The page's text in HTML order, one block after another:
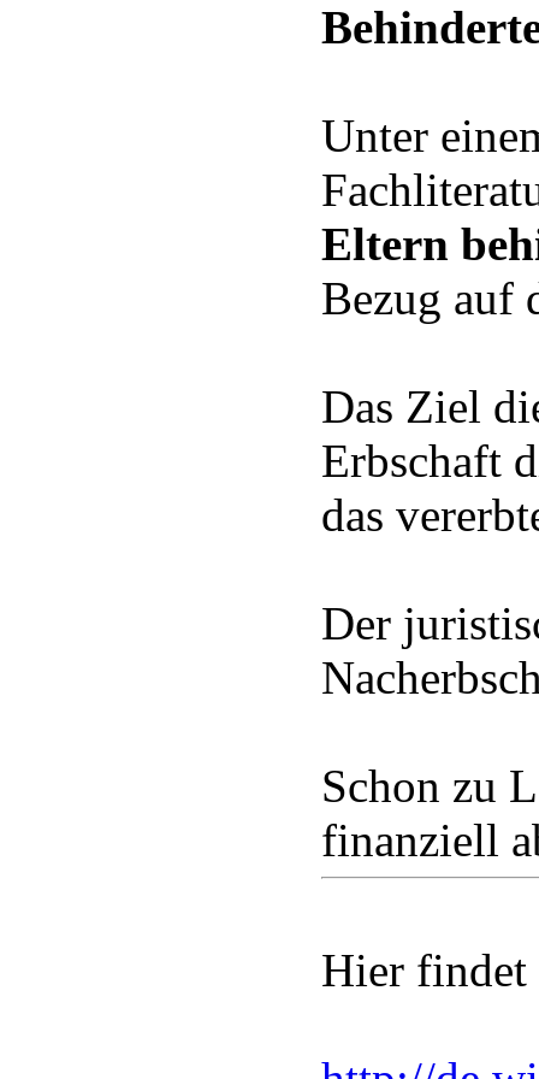
Unter
Eltern
Bezug auf
Das Ziel
Erbschaft
das
Der
Schon zu
finanziell
Hier findet